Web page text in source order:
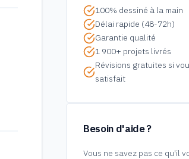
100% dessiné à la main
Délai rapide (48-72h)
Garantie qualité
1 900+ projets livrés
Révisions gratuites si
satisfait
Besoin d'aide ?
Vous ne savez pas ce qu'il